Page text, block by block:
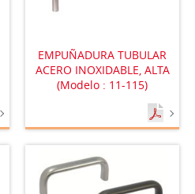
EMPUÑADURA TUBULAR
ACERO INOXIDABLE, ALTA
(Modelo : 11-115)